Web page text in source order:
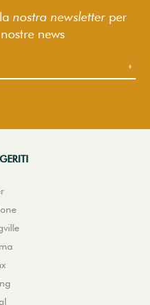
nostra newsletter per
news